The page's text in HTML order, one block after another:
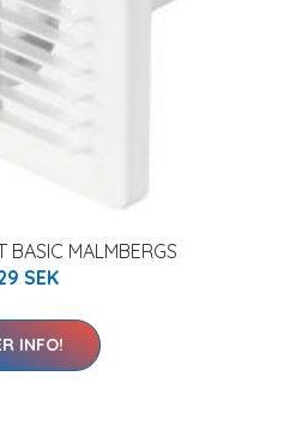
BASIC MALMBERGS
SEK
INFO!